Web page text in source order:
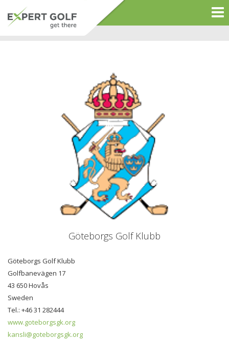
Göteborgs Golf Klubb
Göteborgs Golf Klubb
Golfbanevägen 17
43 650 Hovås
Sweden
Tel.: +46 31 282444
www.goteborgsgk.org
kansli@goteborgsgk.org